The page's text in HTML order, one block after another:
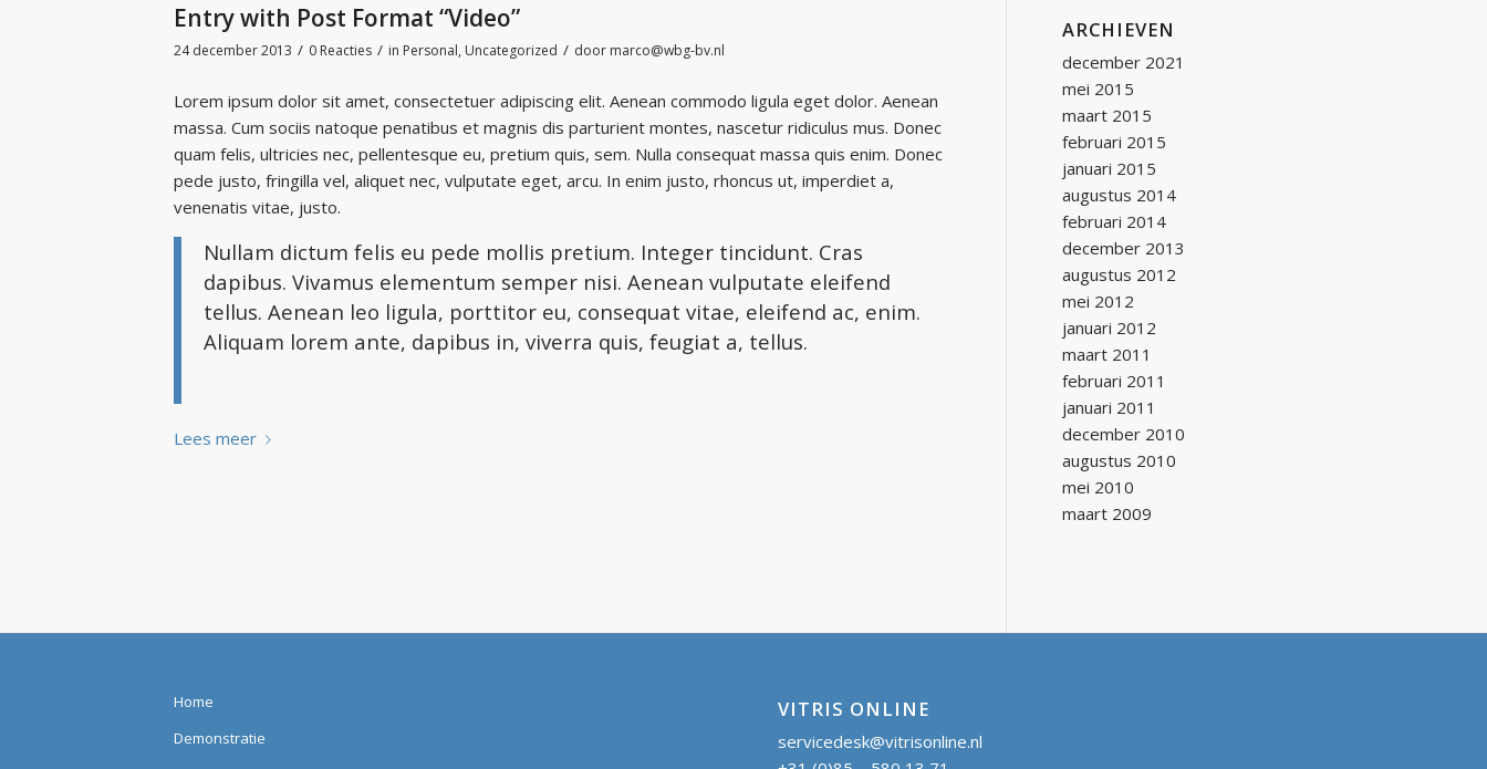
Entry with Post Format “Video”
24 december 2013 / 0 Reacties / in Personal, Uncategorized / door marco@wbg-bv.nl
Lorem ipsum dolor sit amet, consectetuer adipiscing elit. Aenean commodo ligula eget dolor. Aenean
massa. Cum sociis natoque penatibus et magnis dis parturient montes, nascetur ridiculus mus. Donec
quam felis, ultricies nec, pellentesque eu, pretium quis, sem. Nulla consequat massa quis enim. Donec
pede justo, fringilla vel, aliquet nec, vulputate eget, arcu. In enim justo, rhoncus ut, imperdiet a,
venenatis vitae, justo.
Nullam dictum felis eu pede mollis pretium. Integer tincidunt. Cras
dapibus. Vivamus elementum semper nisi. Aenean vulputate eleifend
tellus. Aenean leo ligula, porttitor eu, consequat vitae, eleifend ac, enim.
Aliquam lorem ante, dapibus in, viverra quis, feugiat a, tellus.
Lees meer
ARCHIEVEN
december 2021
mei 2015
maart 2015
februari 2015
januari 2015
augustus 2014
februari 2014
december 2013
augustus 2012
mei 2012
januari 2012
maart 2011
februari 2011
januari 2011
december 2010
augustus 2010
mei 2010
maart 2009
Home
Demonstratie
VITRIS ONLINE
servicedesk@vitrisonline.nl